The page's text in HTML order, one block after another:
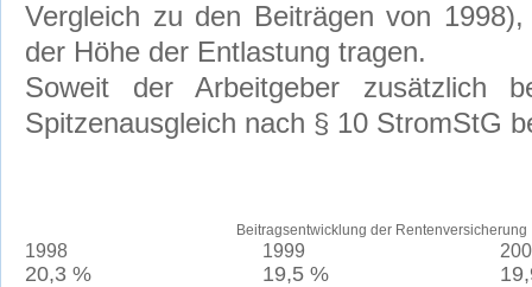
Vergleich zu den Beiträgen von
der Höhe der Entlastung tragen.
Soweit der Arbeitgeber zusätzlich
Spitzenausgleich nach § 10 StromStG
Beitragsentwicklung der Rentenversicherung
1998 1999
20,3 % 19,5 %